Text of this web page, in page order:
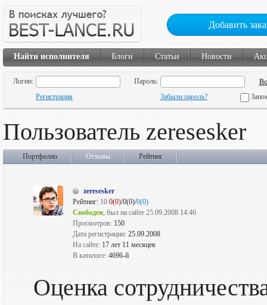
Добавить
Найти исполнителя Блоги Статьи Новости
Логин:
Пароль:
Регистрация
Забыли пароль?
Пользователь zeresesker
Портфолио Отзывы Рейтинг
zeresesker
Рейтинг: 10 0(0)/0(0)/0(0)
Свободен, был на сайте 25.09.2008 14:46
Просмотров: 150
Дата регистрации: 25.09.2008
На сайте: 17 лет 11 месяцев
В каталоге: 4696-й
Оценка